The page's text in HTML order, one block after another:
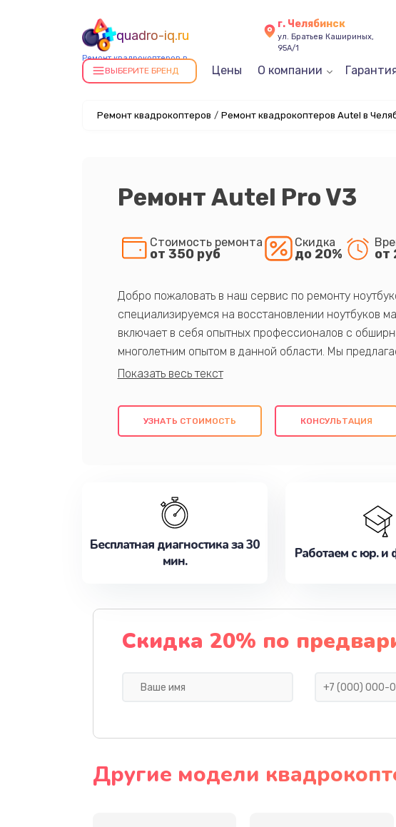
quadro-iq.ru
Ремонт квадрокоптеров в
Челябинске
г. Челябинск
ул. Братьев Кашириных,
95А/1
ВЫБЕРИТЕ БРЕНД Цены О компании
Ремонт квадрокоптеров / Ремонт квадрокоптеров Autel в
Ремонт Autel Pro V3
Стоимость ремонта
от 350 руб
Скидка
до 20% от
Добро пожаловать в наш сервис по ремонту
специализируемся на восстановлении ноутбуков
включает в себя опытных профессионалов с
многолетним опытом в данной области. Мы
качественный ремонт с использованием
клиентам надежное и профессиональное
потребности наилучшим образом. Не медлите
УЗНАТЬ СТОИМОСТЬ КОНСУЛЬТАЦИЯ
Бесплатная диагностика за 30
мин.
Работаем с юр. и
Скидка 20% по
Другие модели